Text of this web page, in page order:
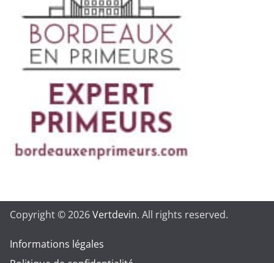
Copyright © 2026Vertdevin. All rights reserved.
Informations légales